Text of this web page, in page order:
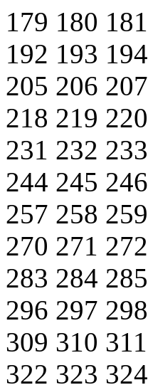
179 180 181
192 193 194
205 206 207
218 219 220
231 232 233
244 245 246
257 258 259
270 271 272
283 284 285
296 297 298
309 310 311
322 323 324